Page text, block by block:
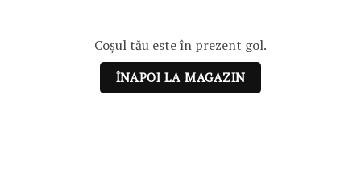
Coșul tău este în prezent gol.
ÎNAPOI LA MAGAZIN